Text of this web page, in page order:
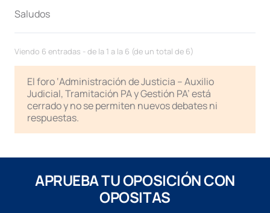
Saludos
Viendo 6 entradas - de la 1 a la 6 (de un total de 6)
El foro ‘Administración de Justicia – Auxilio
Judicial, Tramitación PA y Gestión PA’ está
cerrado y no se permiten nuevos debates ni
respuestas.
APRUEBA TU OPOSICIÓN CON
OPOSITAS